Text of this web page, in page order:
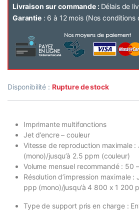
Livraison sur commande : Délais de
Garantie: 6 à 12 mois (Nos conditions
Disponibilité : Rupture de stock
Imprimante multifonctions
Jet d’encre – couleur
Vitesse de reproduction maximale :
(mono)/jusqu’à 2.5 ppm (couleur)
Volume mensuel recommandé : 50
Résolution d’impression maximale :
ppp (mono)/jusqu’à 4 800 x 1 200
Type de support pris en charge :